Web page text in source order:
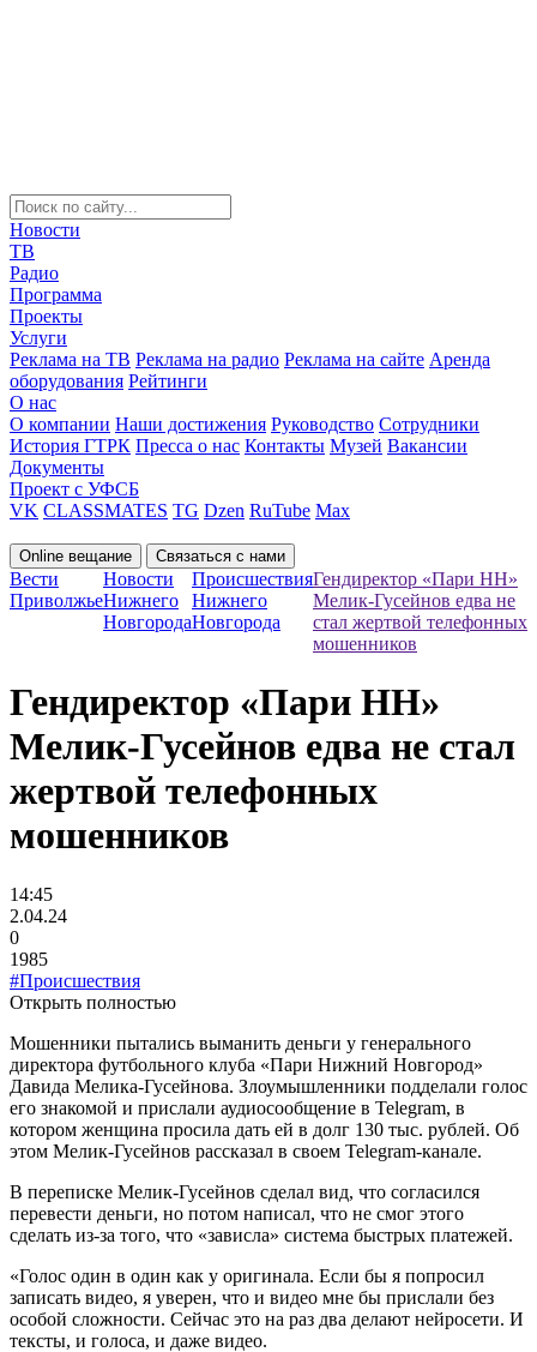
Новости
ТВ
Радио
Программа
Проекты
Услуги
Реклама на ТВ Реклама на радио Реклама на сайте Аренда
оборудования Рейтинги
О нас
О компании Наши достижения Руководство Сотрудники
История ГТРК Пресса о нас Контакты Музей Вакансии
Документы
Проект с УФСБ
VK CLASSMATES TG Dzen RuTube Max
Online вещание Связаться с нами
Вести
Приволжье
Новости
Нижнего
Новгорода
Происшествия
Нижнего
Новгорода
Гендиректор «Пари НН»
Мелик-Гусейнов едва не
стал жертвой телефонных
мошенников
Гендиректор «Пари НН»
Мелик-Гусейнов едва не стал
жертвой телефонных
мошенников
14:45
2.04.24
0
1985
#Происшествия
Открыть полностью
Мошенники пытались выманить деньги у генерального
директора футбольного клуба «Пари Нижний Новгород»
Давида Мелика-Гусейнова. Злоумышленники подделали голос
его знакомой и прислали аудиосообщение в Telegram, в
котором женщина просила дать ей в долг 130 тыс. рублей. Об
этом Мелик-Гусейнов рассказал в своем Telegram-канале.
В переписке Мелик-Гусейнов сделал вид, что согласился
перевести деньги, но потом написал, что не смог этого
сделать из-за того, что «зависла» система быстрых платежей.
«Голос один в один как у оригинала. Если бы я попросил
записать видео, я уверен, что и видео мне бы прислали без
особой сложности. Сейчас это на раз два делают нейросети. И
тексты, и голоса, и даже видео.